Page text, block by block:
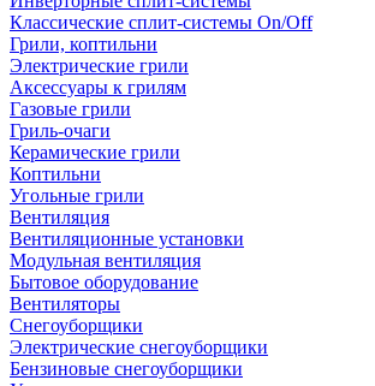
Классические сплит-системы On/Off
Грили, коптильни
Электрические грили
Аксессуары к грилям
Газовые грили
Гриль-очаги
Керамические грили
Коптильни
Угольные грили
Вентиляция
Вентиляционные установки
Модульная вентиляция
Бытовое оборудование
Вентиляторы
Снегоуборщики
Электрические снегоуборщики
Бензиновые снегоуборщики